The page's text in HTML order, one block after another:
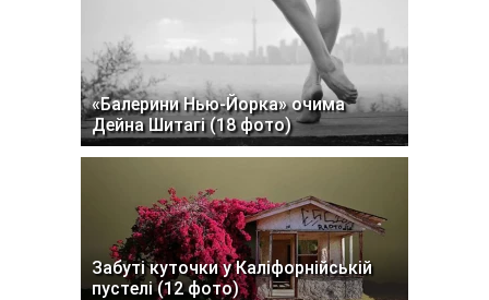
«Балерини Нью-Йорка» очима
Дейна Шитагі (18 фото)
Забуті куточки у Каліфорнійській
пустелі (12 фото)